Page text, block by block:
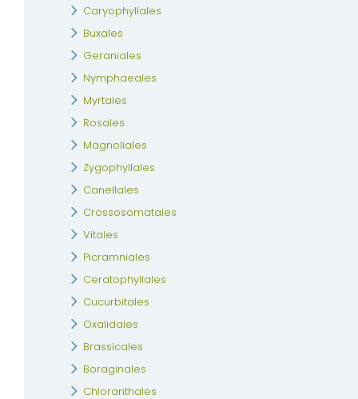
Caryophyllales
Buxales
Geraniales
Nymphaeales
Myrtales
Rosales
Magnoliales
Zygophyllales
Canellales
Crossosomatales
Vitales
Picramniales
Ceratophyllales
Cucurbitales
Oxalidales
Brassicales
Boraginales
Chloranthales